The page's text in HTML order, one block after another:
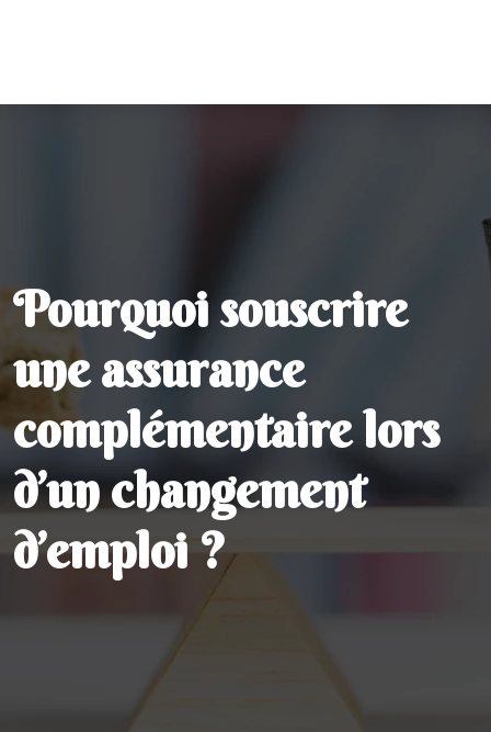
Pourquoi souscrire
une assurance
complémentaire lors
d’un changement
d’emploi ?